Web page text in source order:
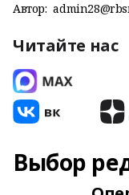
Автор:
Читайте нас
Выбор